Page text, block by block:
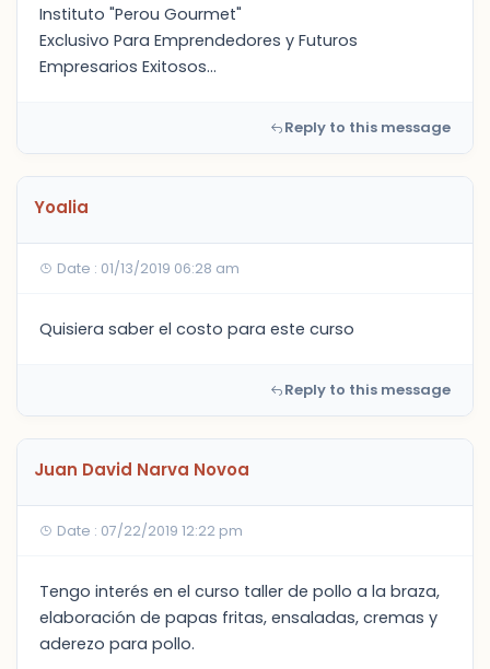
Instituto "Perou Gourmet"
Exclusivo Para Emprendedores y Futuros
Empresarios Exitosos...
Reply to this message
Yoalia
Date : 01/13/2019 06:28 am
Quisiera saber el costo para este curso
Reply to this message
Juan David Narva Novoa
Date : 07/22/2019 12:22 pm
Tengo interés en el curso taller de pollo a la braza,
elaboración de papas fritas, ensaladas, cremas y
aderezo para pollo.